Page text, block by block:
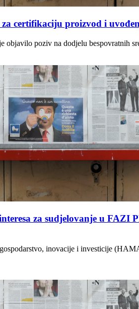
certifikaciju proizvod i
objavilo poziv na dodjelu bespovratnih
za sudjelovanje u
gospodarstvo, inovacije i investicije